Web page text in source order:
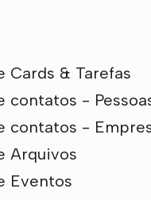
Cards & Tarefas
contatos -
contatos -
Arquivos
Eventos